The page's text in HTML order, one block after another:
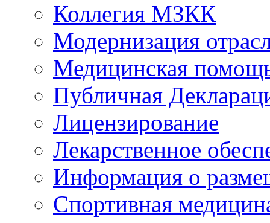
Коллегия МЗКК
Модернизация
Медицинская
Публичная
Лицензирование
Лекарственное
Информация о
Спортивная